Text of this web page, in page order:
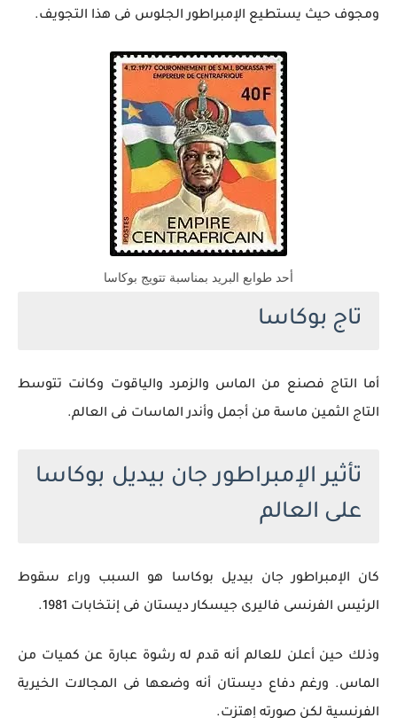
ومجوف حيث يستطيع الإمبراطور الجلوس فى هذا التجويف.
أحد طوابع البريد بمناسبة تتويج بوكاسا
تاج بوكاسا
أما التاج فصنع من الماس والزمرد والياقوت وكانت تتوسط
التاج الثمين ماسة من أجمل وأندر الماسات فى العالم.
تأثير الإمبراطور جان بيديل بوكاسا
على العالم
كان الإمبراطور جان بيديل بوكاسا هو السبب وراء سقوط
الرئيس الفرنسى فاليرى جيسكار ديستان فى إنتخابات 1981.
وذلك حين أعلن للعالم أنه قدم له رشوة عبارة عن كميات من
الماس. ورغم دفاع ديستان أنه وضعها فى المجالات الخيرية
الفرنسية لكن صورته إهتزت.